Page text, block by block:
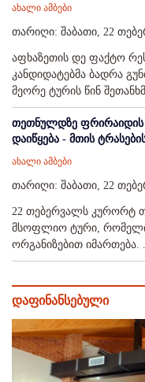
ახალი ამბები
თარიღი: შაბათი, 22
აფხაზეთის დე ფაქტო
კანდიდატებმა ბადრა
მეორე ტურის წინ
თეთნულდზე
დაიწყება - მთის
ახალი ამბები
თარიღი: შაბათი, 22
22 თებერვალს კურორტ
მსოფლიო ტური, რომელიც
ორგანიზებით იმართება.
დაფინანსებული